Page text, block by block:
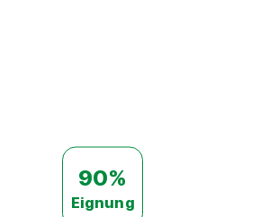
90%
Eignung